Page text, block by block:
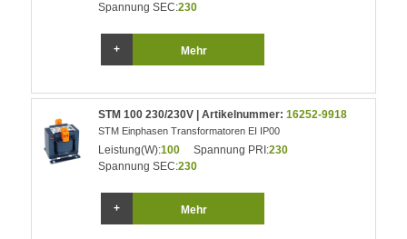
Spannung SEC:230
Mehr
STM 100 230/230V | Artikelnummer:16252-9918
STM Einphasen Transformatoren EI IP00
Leistung(W):100 Spannung PRI:230
Spannung SEC:230
Mehr